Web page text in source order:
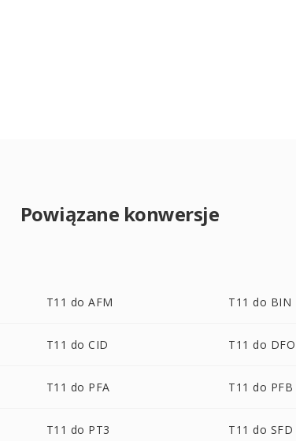
Powiązane konwersje
T11 do AFM T11 do BIN
T11 do CID T11 do
T11 do PFA T11 do PFB
T11 do PT3 T11 do SFD